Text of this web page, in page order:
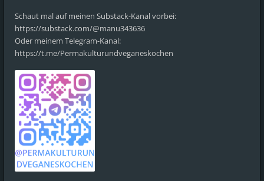
Schaut mal auf meinen Substack-Kanal vorbei:
https://substack.com/@manu343636
Oder meinem Telegram-Kanal:
https://t.me/Permakulturundveganeskochen